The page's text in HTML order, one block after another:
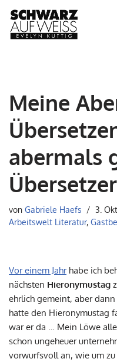
Zum
Meine
abermals
von Gabriele Haefs
3.
Arbeitswelt Literatur,
Vor einem Jahrhabe ich
nächsten Hieronymustag
ehrlich gemeint, aber
hatte den Hieronymustag
war er da … Mein Löwe
schon ungeheuer
vorwurfsvoll an, wie um